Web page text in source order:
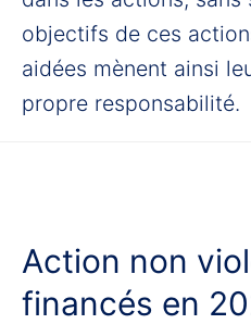
objectifs de ces
aidées mènent ainsi
propre responsabilité.
Action non
financés en